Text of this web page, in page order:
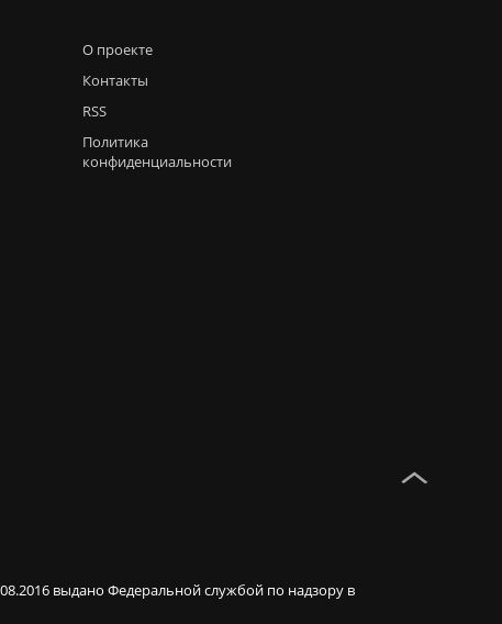
О проекте
Контакты
RSS
Политика
конфиденциальности
выдано Федеральной службой по надзору в